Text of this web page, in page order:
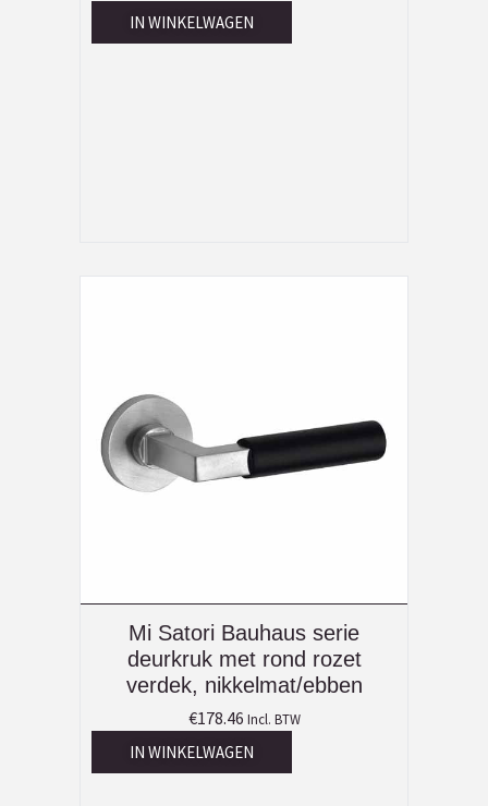
IN WINKELWAGEN
Mi Satori Bauhaus serie
deurkruk met rond rozet
verdek, nikkelmat/ebben
€178.46 Incl. BTW
IN WINKELWAGEN